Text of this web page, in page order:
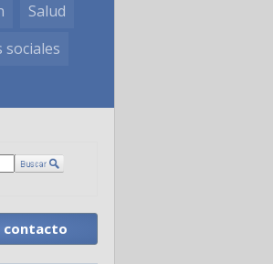
Salud
sociales
contacto